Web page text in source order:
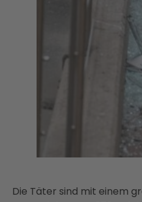
Die Täter sind mit einem